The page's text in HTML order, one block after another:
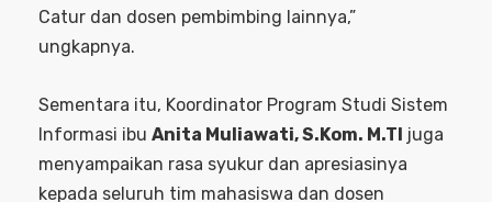
Catur dan dosen pembimbing lainnya,”
ungkapnya.
Sementara itu, Koordinator Program Studi Sistem
Informasi ibu Anita Muliawati, S.Kom. M.TI juga
menyampaikan rasa syukur dan apresiasinya
kepada seluruh tim mahasiswa dan dosen